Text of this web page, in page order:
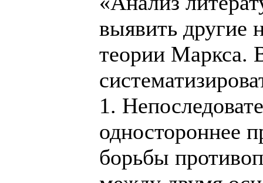
выявить другие
теории Маркса.
1.
одностороннее
борьбы